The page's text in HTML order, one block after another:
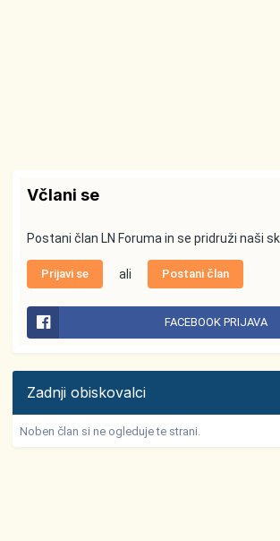
Včlani se
Postani član LN Foruma in se pridruži naši
Prijavi se ali Postani član
FACEBOOK PRIJAVA
Zadnji obiskovalci
Noben član si ne ogleduje te strani.